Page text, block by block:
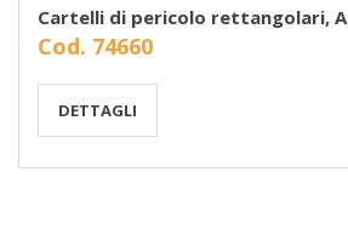
Cartelli di pericolo rettangolari, A
Cod. 74660
DETTAGLI